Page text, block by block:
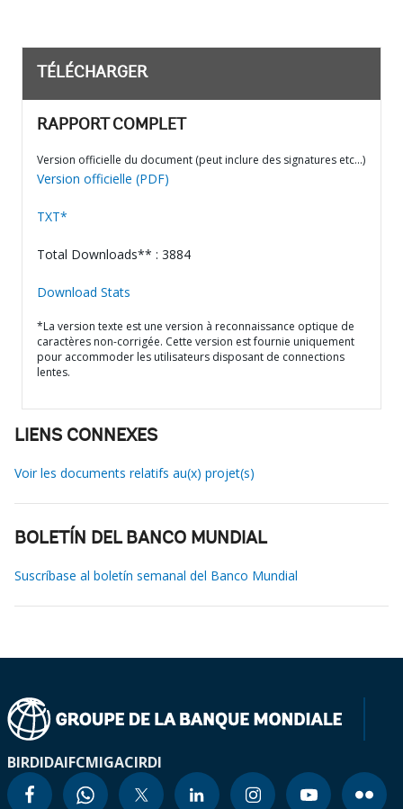
TÉLÉCHARGER
RAPPORT COMPLET
Version officielle du document (peut inclure des signatures etc…)
Version officielle (PDF)
TXT*
Total Downloads** : 3884
Download Stats
*La version texte est une version à reconnaissance optique de
caractères non-corrigée. Cette version est fournie uniquement
pour accommoder les utilisateurs disposant de connections
lentes.
LIENS CONNEXES
Voir les documents relatifs au(x) projet(s)
BOLETÍN DEL BANCO MUNDIAL
Suscríbase al boletín semanal del Banco Mundial
BIRDIDAIFCMIGACIRDI